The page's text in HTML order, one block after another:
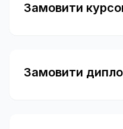
Замовити
Замовити